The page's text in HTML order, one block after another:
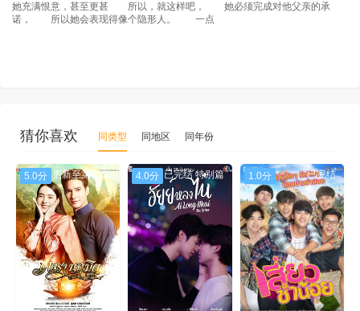
她充满恨意，甚至更甚 所以，就这样吧， 她必须完成对他父亲的承
诺， 所以她会表现得像个隐形人。 一点
猜你喜欢 同类型 同地区 同年份
5.0分 更新至第02集 4.0分 已完结 特别篇 1.0分 已完结